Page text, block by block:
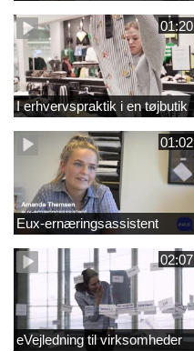
01:20
I erhvervspraktik i en tøjbutik
01:02
Eux-ernæringsassistent
02:07
eVejledning til virksomheder